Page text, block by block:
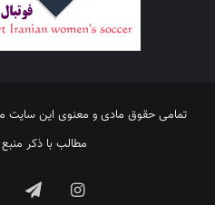
تمامی حقوق مادی و معنوی این سایت
مطالب با ذکر
اینستاگرام